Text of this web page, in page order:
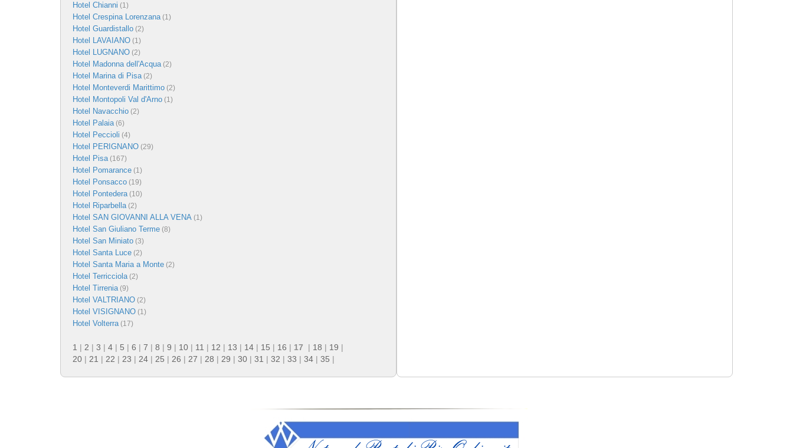
Hotel Chianni (1)
Hotel Crespina Lorenzana(1)
Hotel Guardistallo (2)
Hotel LAVAIANO (1)
Hotel LUGNANO (2)
Hotel Madonna dell'Acqua(2)
Hotel Marina di Pisa(2)
Hotel Monteverdi Marittimo (2)
Hotel Montopoli Val d'Arno (1)
Hotel Navacchio (2)
Hotel Palaia(6)
Hotel Peccioli (4)
Hotel PERIGNANO (29)
Hotel Pisa(167)
Hotel Pomarance (1)
Hotel Ponsacco (19)
Hotel Pontedera(10)
Hotel Riparbella(2)
Hotel SAN GIOVANNI ALLA VENA (1)
Hotel San Giuliano Terme (8)
Hotel San Miniato (3)
Hotel Santa Luce (2)
Hotel Santa Maria a Monte (2)
Hotel Terricciola(2)
Hotel Tirrenia(9)
Hotel VALTRIANO (2)
Hotel VISIGNANO (1)
Hotel Volterra(17)
1 | 2 | 3 | 4 | 5 | 6 | 7 | 8 | 9 | 10 | 11 | 12 | 13 | 14 | 15 | 16 | 17 | 18 | 19 |
20 | 21 | 22 | 23 | 24 | 25 | 26 | 27 | 28 | 29 | 30 | 31 | 32 | 33 | 34 | 35 |